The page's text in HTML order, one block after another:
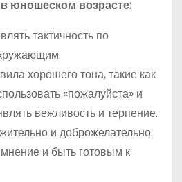
юношеском возрасте:
тактичность по
хорошего тона, такие как
«пожалуйста» и
вежливость и терпение.
и доброжелательно.
и быть готовым к